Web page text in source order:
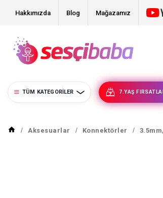
Hakkımızda Blog Mağazamız
TÜM KATEGORILER 7.YAŞ
Aksesuarlar Konnektörler